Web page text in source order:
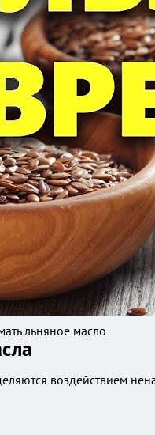
льняное масло
воздействием